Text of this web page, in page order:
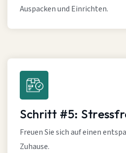
Auspacken und Einrichten.
Schritt #5:
Freuen Sie sich auf einen
Zuhause.